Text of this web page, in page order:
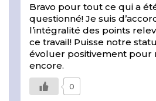
Bravo pour tout ce qui a
questionné! Je suis
l’intégralité des points
ce travail! Puisse notre
évoluer positivement pour
encore.
0